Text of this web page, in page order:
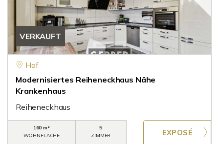
VERKAUFT
Hof
Modernisiertes Reiheneckhaus Nähe
Krankenhaus
Reiheneckhaus
160 m²
WOHNFLÄCHE
5
ZIMMER